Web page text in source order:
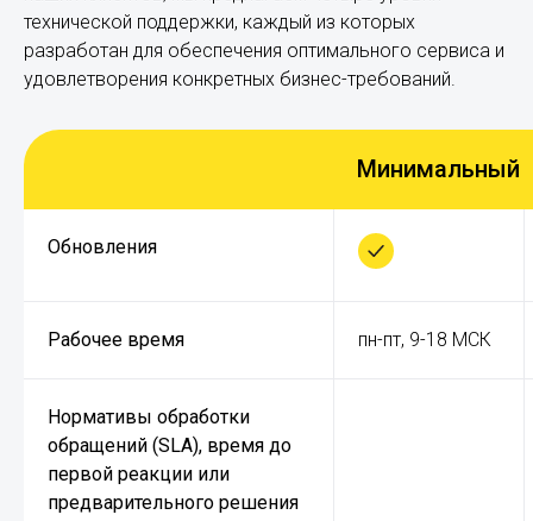
технической поддержки, каждый из которых
разработан для обеспечения оптимального сервиса и
удовлетворения конкретных бизнес-требований.
Минимальный
Обновления
Рабочее время пн-пт, 9-18 МСК
Нормативы обработки
обращений (SLA), время до
первой реакции или
предварительного решения